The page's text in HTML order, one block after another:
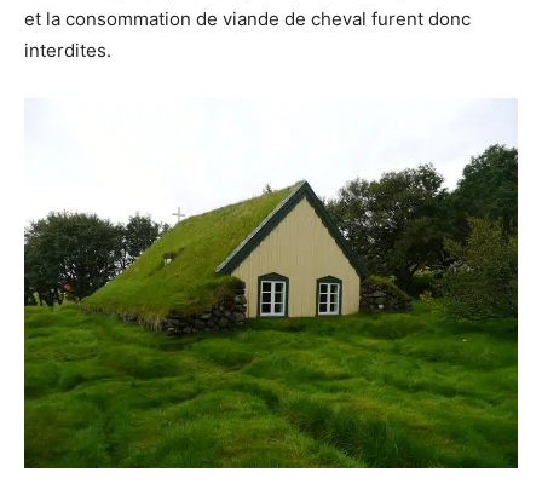
et la consommation de viande de cheval furent donc
interdites.